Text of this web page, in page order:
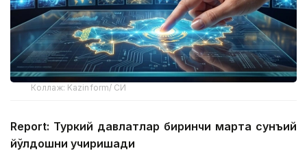
Коллаж: Kazinform/ СИ
Report: Туркий давлатлар биринчи марта сунъий
йўлдошни учиришади